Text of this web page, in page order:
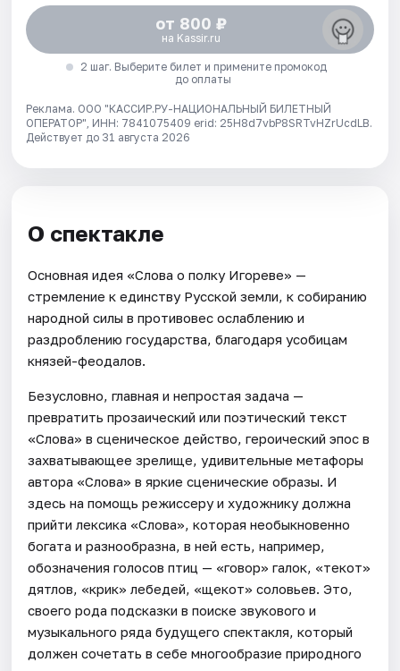
от 800 ₽
на Kassir.ru
2 шаг. Выберите билет и примените промокод
до оплаты
Реклама. ООО "КАССИР.РУ-НАЦИОНАЛЬНЫЙ БИЛЕТНЫЙ
ОПЕРАТОР", ИНН: 7841075409 erid: 25H8d7vbP8SRTvHZrUcdLB.
Действует до 31 августа 2026
О спектакле
Основная идея «Слова о полку Игореве» —
стремление к единству Русской земли, к собиранию
народной силы в противовес ослаблению и
раздроблению государства, благодаря усобицам
князей-феодалов.
Безусловно, главная и непростая задача —
превратить прозаический или поэтический текст
«Слова» в сценическое действо, героический эпос в
захватывающее зрелище, удивительные метафоры
автора «Слова» в яркие сценические образы. И
здесь на помощь режиссеру и художнику должна
прийти лексика «Слова», которая необыкновенно
богата и разнообразна, в ней есть, например,
обозначения голосов птиц — «говор» галок, «текот»
дятлов, «крик» лебедей, «щекот» соловьев. Это,
своего рода подсказки в поиске звукового и
музыкального ряда будущего спектакля, который
должен сочетать в себе многообразие природного